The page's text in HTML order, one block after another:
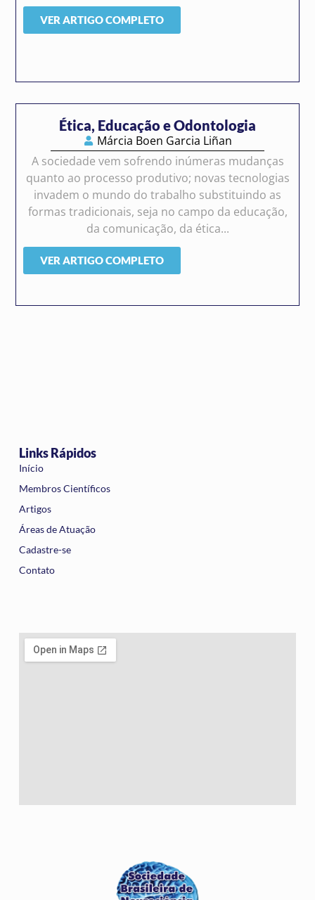
VER ARTIGO COMPLETO
Ética, Educação e Odontologia
Márcia Boen Garcia Liñan
A sociedade vem sofrendo inúmeras mudanças
quanto ao processo produtivo; novas tecnologias
invadem o mundo do trabalho substituindo as
formas tradicionais, seja no campo da educação,
da comunicação, da ética...
VER ARTIGO COMPLETO
Links Rápidos
Início
Membros Científicos
Artigos
Áreas de Atuação
Cadastre-se
Contato